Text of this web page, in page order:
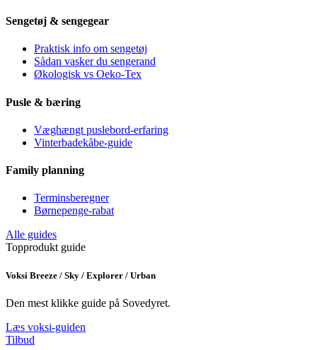
Sengetøj & sengegear
Praktisk info om sengetøj
Sådan vasker du sengerand
Økologisk vs Oeko-Tex
Pusle & bæring
Væghængt puslebord-erfaring
Vinterbadekåbe-guide
Family planning
Terminsberegner
Børnepenge-rabat
Alle guides
Topprodukt guide
Voksi Breeze / Sky / Explorer / Urban
Den mest klikke guide på Sovedyret.
Læs voksi-guiden
Tilbud